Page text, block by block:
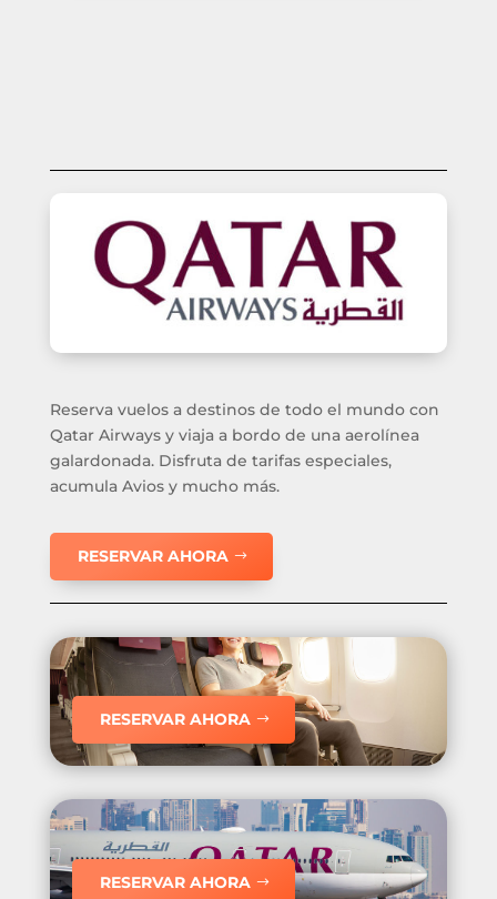
Reserva vuelos a destinos de todo el mundo con
Qatar Airways y viaja a bordo de una aerolínea
galardonada. Disfruta de tarifas especiales,
acumula Avios y mucho más.
RESERVAR AHORA
RESERVAR AHORA
RESERVAR AHORA